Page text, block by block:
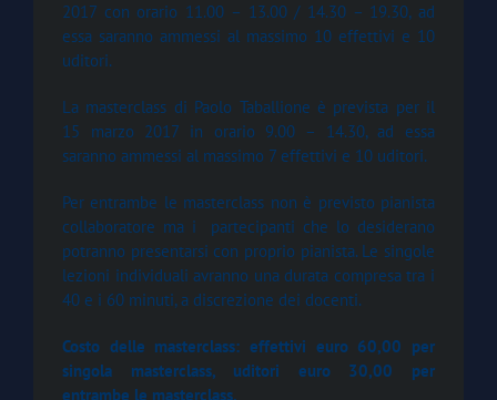
2017 con orario 11.00 – 13.00 / 14.30 – 19.30, ad
essa saranno ammessi al massimo 10 effettivi e 10
uditori.
La masterclass di Paolo Taballione è prevista per il
15 marzo 2017 in orario 9.00 – 14.30, ad essa
saranno ammessi al massimo 7 effettivi e 10 uditori.
Per entrambe le masterclass non è previsto pianista
collaboratore ma i partecipanti che lo desiderano
potranno presentarsi con proprio pianista. Le singole
lezioni individuali avranno una durata compresa tra i
40 e i 60 minuti, a discrezione dei docenti.
Costo delle masterclass: effettivi euro 60,00 per
singola masterclass, uditori euro 30,00 per
entrambe le masterclass.